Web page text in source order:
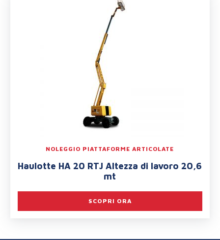
NOLEGGIO PIATTAFORME ARTICOLATE
Haulotte HA 20 RTJ Altezza di lavoro 20,6
mt
SCOPRI ORA